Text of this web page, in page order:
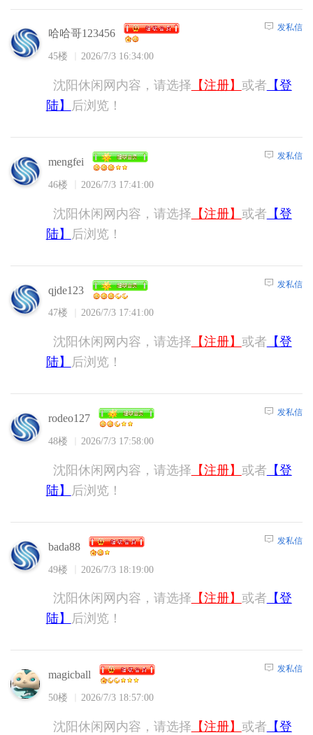
哈哈哥123456
45楼 2026/7/3 16:34:00
发私信
沈阳休闲网内容，请选择 【注册】 或者 【登
陆】
后浏览！
mengfei
46楼 2026/7/3 17:41:00
发私信
沈阳休闲网内容，请选择 【注册】 或者 【登
陆】
后浏览！
qjde123
47楼 2026/7/3 17:41:00
发私信
沈阳休闲网内容，请选择 【注册】 或者 【登
陆】
后浏览！
rodeo127
48楼 2026/7/3 17:58:00
发私信
沈阳休闲网内容，请选择 【注册】 或者 【登
陆】
后浏览！
bada88
49楼 2026/7/3 18:19:00
发私信
沈阳休闲网内容，请选择 【注册】 或者 【登
陆】
后浏览！
magicball
50楼 2026/7/3 18:57:00
发私信
沈阳休闲网内容，请选择 【注册】 或者 【登